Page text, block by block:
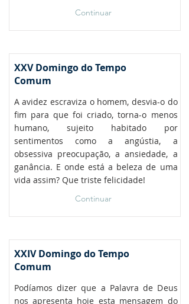
Continuar
XXV Domingo do Tempo
Comum
A avidez escraviza o homem, desvia-o do
fim para que foi criado, torna-o menos
humano, sujeito habitado por
sentimentos como a angústia, a
obsessiva preocupação, a ansiedade, a
ganância. E onde está a beleza de uma
vida assim? Que triste felicidade!
Continuar
XXIV Domingo do Tempo
Comum
Podíamos dizer que a Palavra de Deus
nos apresenta hoje esta mensagem do